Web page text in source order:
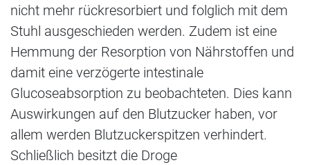
nicht mehr rückresorbiert und folglich mit dem
Stuhl ausgeschieden werden. Zudem ist eine
Hemmung der Resorption von Nährstoffen und
damit eine verzögerte intestinale
Glucoseabsorption zu beobachteten. Dies kann
Auswirkungen auf den Blutzucker haben, vor
allem werden Blutzuckerspitzen verhindert.
Schließlich besitzt die Droge